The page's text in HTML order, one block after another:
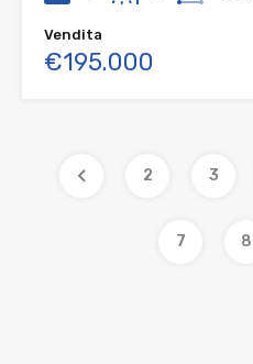
Vendita
€195.000
2 3
7 8